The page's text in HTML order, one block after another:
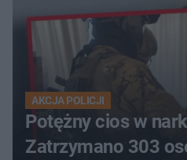
AKCJA POLICJI
Potężny cios w
Zatrzymano 303 osoby i przejęto 72